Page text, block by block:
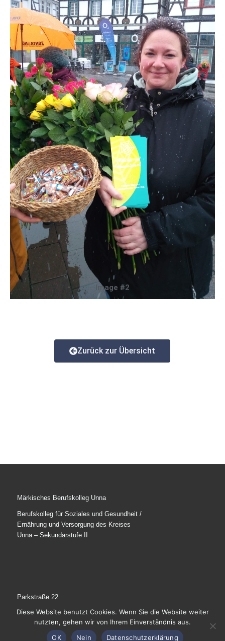
Image #2
Zurück zur Übersicht
Märkisches Berufskolleg Unna
Berufskolleg für Soziales und Gesundheit /
Ernährung und Versorgung des Kreises
Unna – Sekundarstufe II
Parkstraße 22
59425 Unna
Tel: 02303 / 27-1245
E-Mail schreiben
Diese Website benutzt Cookies. Wenn Sie die Website weiter
nutzten, gehen wir von Ihrem Einverständnis aus.
OK
Nein Datenschutzerklärung